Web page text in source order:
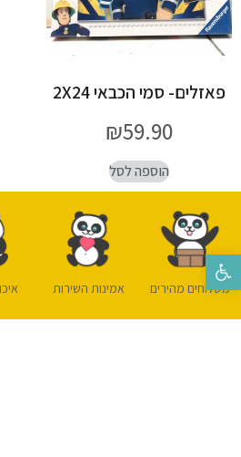
פתח סרגל נגישות
פאזלים- סמי הכבאי 2X24
₪59.90
הוספה לסל
משלוחים מהירים אמינות השירות